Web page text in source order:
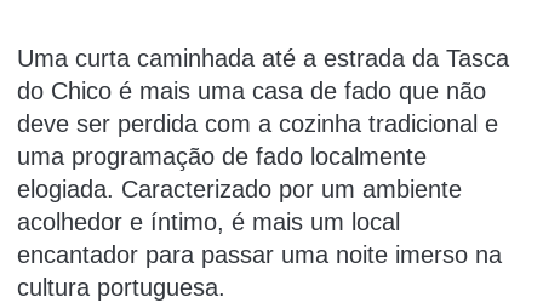
Uma curta caminhada até a estrada da Tasca
do Chico é mais uma casa de fado que não
deve ser perdida com a cozinha tradicional e
uma programação de fado localmente
elogiada. Caracterizado por um ambiente
acolhedor e íntimo, é mais um local
encantador para passar uma noite imerso na
cultura portuguesa.